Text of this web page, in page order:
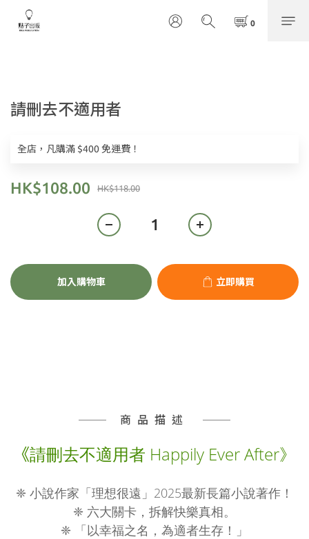
請刪去不適用者
全店，凡購滿 $400 免運費！
HK$118.00
HK$108.00
加入購物車 立即購買
商品描述
《請刪去不適用者 Happily Ever After》
❈ 小說作家「理想很遠」2025最新長篇小說著作！
❈ 六大關卡，拆解快樂真相。
❈ 「以幸福之名，為適者生存！」